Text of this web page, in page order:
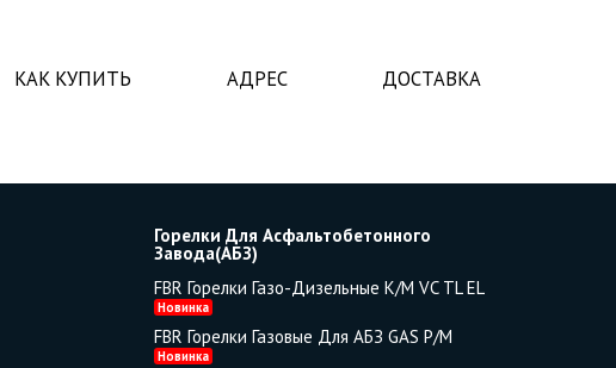
КАК КУПИТЬ АДРЕС ДОСТАВКА
Горелки Для Асфальтобетонного
Завода(АБЗ)
FBR Горелки Газо-Дизельные K/M VC TL EL
Новинка
FBR Горелки Газовые Для АБЗ GAS P/M
Новинка